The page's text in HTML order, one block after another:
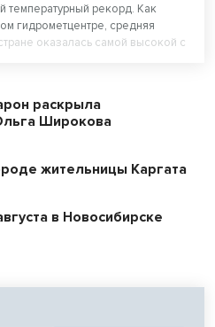
рекорд. Как
гидрометцентре, средняя
оказалась самой высокой с
2024 годов.
раскрыла
Широкова
жительницы Каргата
в Новосибирске